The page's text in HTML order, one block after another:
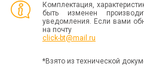
Комплектация,
быть изменен
уведомления. Если вами
на почту
click-bt@mail.ru
*Взято из технической